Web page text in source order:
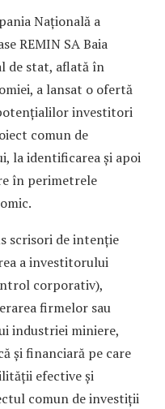
Națională a
REMIN SA Baia
de stat, aflată în
a lansat o ofertă
investitori
comun de
la identificarea și apoi
în perimetrele
scrisori de intenție
a investitorului
corporativ),
firmelor sau
industriei miniere,
și financiară pe care
efective și
comun de investiții